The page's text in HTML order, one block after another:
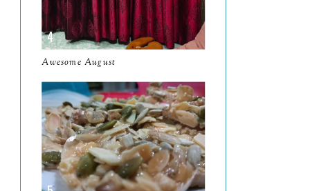
June
May11
April13
March11
February9
January6
202393
Awesome August